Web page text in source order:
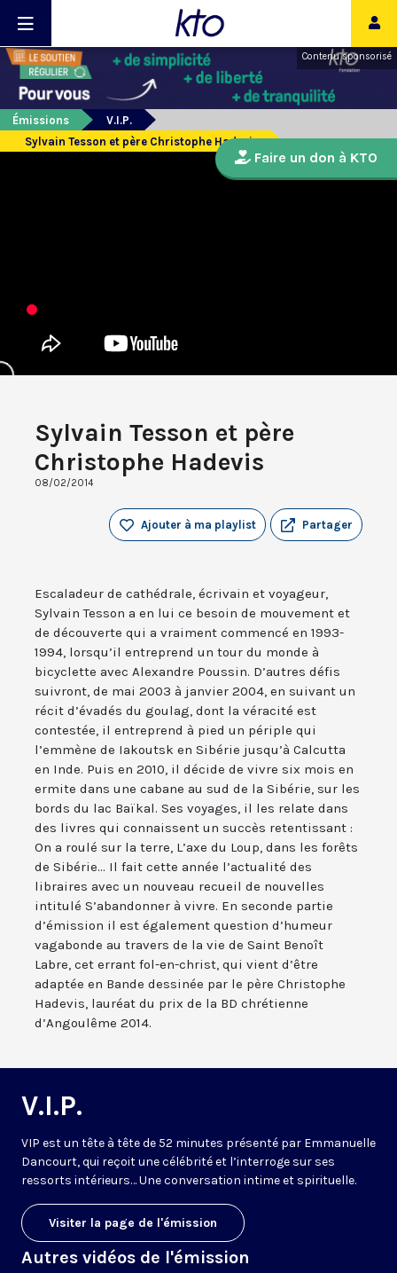
Contenu sponsorisé
Émissions
V.I.P.
Sylvain Tesson et père Christophe Hadevis
Sylvain Tesson et père
Christophe Hadevis
08/02/2014
Partager
Ajouter à ma playlist
Escaladeur de cathédrale, écrivain et voyageur,
Sylvain Tesson a en lui ce besoin de mouvement et
de découverte qui a vraiment commencé en 1993-
1994, lorsqu’il entreprend un tour du monde à
bicyclette avec Alexandre Poussin. D’autres défis
suivront, de mai 2003 à janvier 2004, en suivant un
récit d’évadés du goulag, dont la véracité est
contestée, il entreprend à pied un périple qui
l’emmène de Iakoutsk en Sibérie jusqu’à Calcutta
en Inde. Puis en 2010, il décide de vivre six mois en
ermite dans une cabane au sud de la Sibérie, sur les
bords du lac Baïkal. Ses voyages, il les relate dans
des livres qui connaissent un succès retentissant :
On a roulé sur la terre, L’axe du Loup, dans les forêts
de Sibérie... Il fait cette année l’actualité des
libraires avec un nouveau recueil de nouvelles
intitulé S’abandonner à vivre. En seconde partie
d’émission il est également question d’humeur
vagabonde au travers de la vie de Saint Benoît
Labre, cet errant fol-en-christ, qui vient d’être
adaptée en Bande dessinée par le père Christophe
Hadevis, lauréat du prix de la BD chrétienne
d’Angoulême 2014.
V.I.P.
VIP est un tête à tête de 52 minutes présenté par Emmanuelle
Dancourt, qui reçoit une célébrité et l’interroge sur ses
ressorts intérieurs… Une conversation intime et spirituelle.
Visiter la page de l'émission
Autres vidéos de l'émission
Faire un don à KTO